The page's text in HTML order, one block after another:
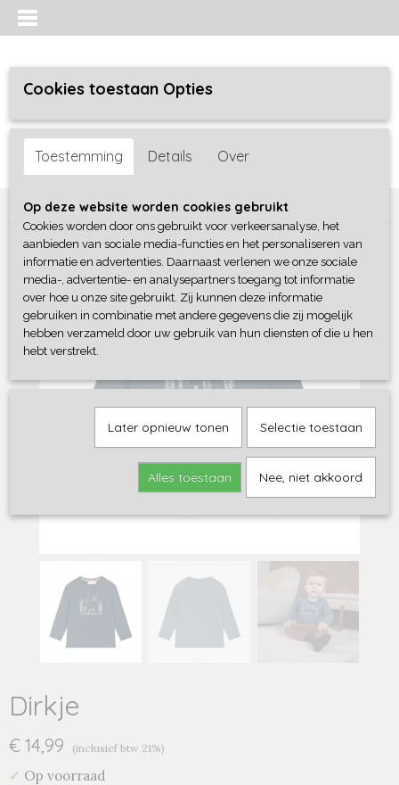
Inloggen Registreren
Home >Jongens baby>shirts / polo's>Dirkje
Dirkje
€ 14,99 (inclusief btw 21%)
✓ Op voorraad
Cookies toestaan Opties
Toestemming Details Over
Op deze website worden cookies gebruikt
Cookies worden door ons gebruikt voor verkeersanalyse, het
aanbieden van sociale media-functies en het personaliseren van
informatie en advertenties. Daarnaast verlenen we onze sociale
media-, advertentie- en analysepartners toegang tot informatie
over hoe u onze site gebruikt. Zij kunnen deze informatie
gebruiken in combinatie met andere gegevens die zij mogelijk
hebben verzameld door uw gebruik van hun diensten of die u hen
hebt verstrekt.
Later opnieuw tonen Selectie toestaan
Alles toestaan Nee, niet akkoord